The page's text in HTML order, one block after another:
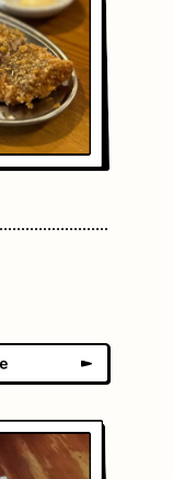
らせん階段